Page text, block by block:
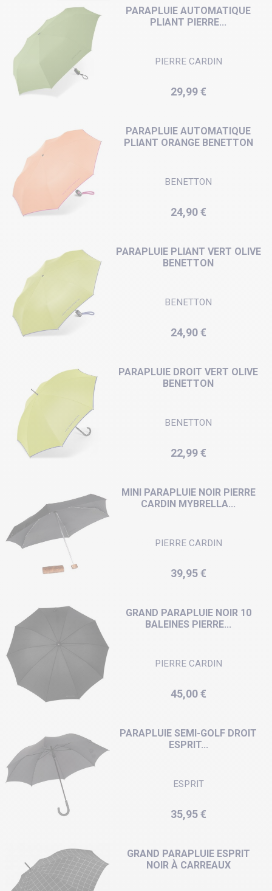
PARAPLUIE AUTOMATIQUE
PLIANT PIERRE...
PIERRE CARDIN
Prix
29,99 €
PARAPLUIE AUTOMATIQUE
PLIANT ORANGE BENETTON
BENETTON
Prix
24,90 €
PARAPLUIE PLIANT VERT OLIVE
BENETTON
BENETTON
Prix
24,90 €
PARAPLUIE DROIT VERT OLIVE
BENETTON
BENETTON
Prix
22,99 €
MINI PARAPLUIE NOIR PIERRE
CARDIN MYBRELLA...
PIERRE CARDIN
Prix
39,95 €
GRAND PARAPLUIE NOIR 10
BALEINES PIERRE...
PIERRE CARDIN
Prix
45,00 €
PARAPLUIE SEMI-GOLF DROIT
ESPRIT...
ESPRIT
Prix
35,95 €
GRAND PARAPLUIE ESPRIT
NOIR À CARREAUX